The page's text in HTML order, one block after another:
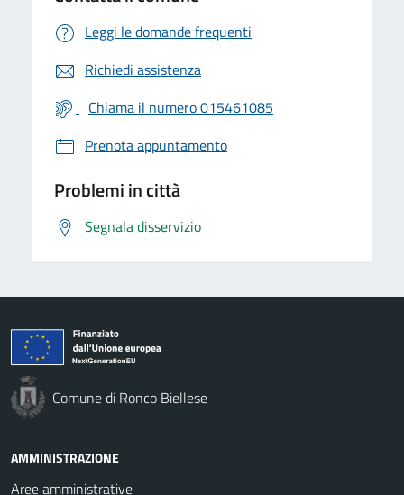
Leggi le domande frequenti
Richiedi assistenza
Chiama il numero 015461085
Prenota appuntamento
Problemi in città
Segnala disservizio
Comune di Ronco Biellese
AMMINISTRAZIONE
Aree amministrative